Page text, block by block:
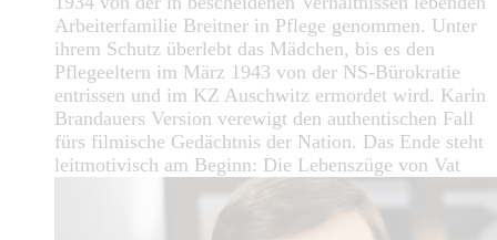
Arbeiterfamilie Breitner in Pflege genommen. Unter
ihrem Schutz überlebt das Mädchen, bis es den
Pflegeeltern im März 1943 von der NS-Bürokratie
entrissen und im KZ Auschwitz ermordet wird. Karin
Brandauers Version verewigt den authentischen Fall
fürs filmische Gedächtnis der Nation. Das Ende steht
leitmotivisch am Beginn: Die Lebenszüge von Vat